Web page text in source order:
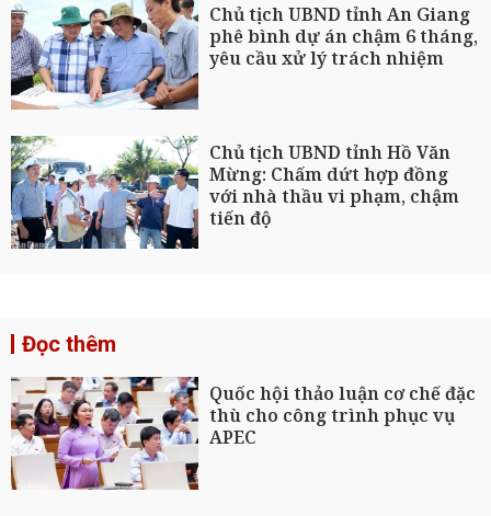
Chủ tịch UBND tỉnh An Giang
phê bình dự án chậm 6 tháng,
yêu cầu xử lý trách nhiệm
Chủ tịch UBND tỉnh Hồ Văn
Mừng: Chấm dứt hợp đồng
với nhà thầu vi phạm, chậm
tiến độ
Đọc thêm
Quốc hội thảo luận cơ chế đặc
thù cho công trình phục vụ
APEC